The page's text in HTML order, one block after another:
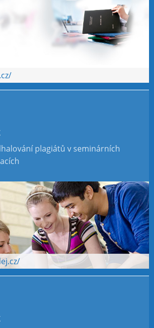
plagiátů v seminárních